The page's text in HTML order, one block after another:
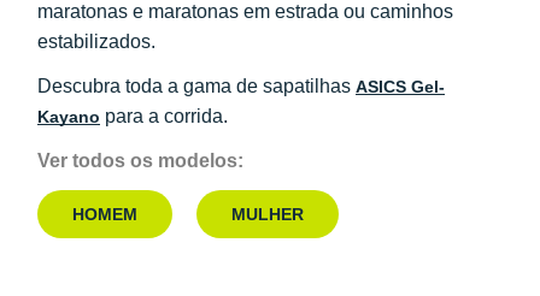
maratonas e maratonas em estrada ou caminhos
estabilizados.
Descubra toda a gama de sapatilhas ASICS Gel-
Kayano para a corrida.
Ver todos os modelos:
HOMEM MULHER